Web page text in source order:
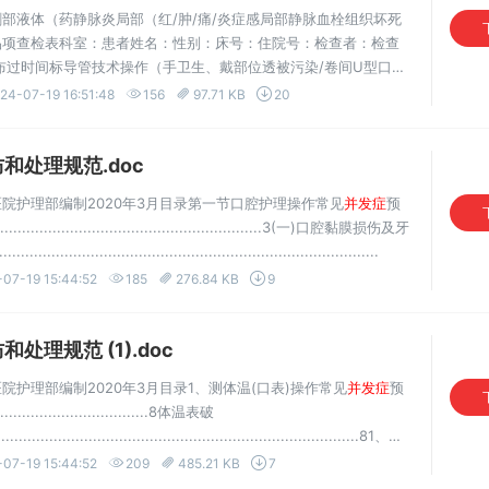
液体（药静脉炎局部（红/肿/痛/炎症感局部静脉血栓组织坏死
查检表科室：患者姓名：性别：床号：住院号：检查者：检查
时间标导管技术操作（手卫生、戴部位透被污染/卷间U型口
于穿封盖多（大签无签流畅分值10贴无张力性定夹子20粘...
07-19 16:51:48 156 97.71 KB 20
和处理规范.doc
护理部编制2020年3月目录第一节口腔护理操作常见并发症预
一)口腔黏膜损伤及牙
19 15:44:52 185 276.84 KB 9
和处理规范 (1).doc
护理部编制2020年3月目录1、测体温(口表)操作常见并发症预
体温表破
、预
19 15:44:52 209 485.21 KB 7